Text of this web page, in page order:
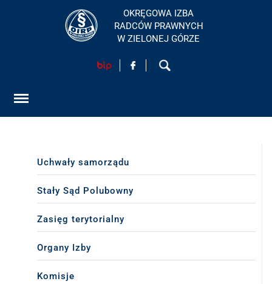
HOME
EGZAMINY PRAWNICZE
O IZBIE
OKRĘGOWA IZBA
RADCÓW PRAWNYCH
W ZIELONEJ GÓRZE
Uchwały samorządu
Stały Sąd Polubowny
Zasięg terytorialny
Organy Izby
Komisje